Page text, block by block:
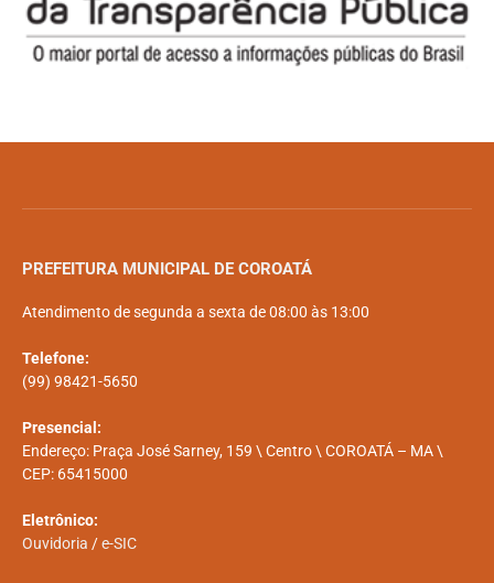
PREFEITURA MUNICIPAL DE COROATÁ
Atendimento de segunda a sexta de 08:00 às 13:00
Telefone:
(99) 98421-5650
Presencial:
Endereço: Praça José Sarney, 159 \ Centro \ COROATÁ – MA \
CEP: 65415000
Eletrônico:
Ouvidoria /e-SIC